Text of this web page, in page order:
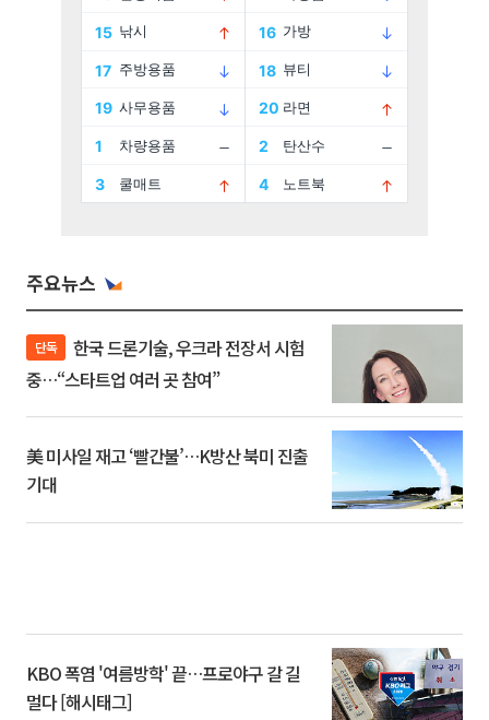
주요뉴스
단독
중…“스타트업 여러 곳 참여”
美 미사일 재고 ‘빨간불’…K방산 북미 진출
기대
KBO 폭염 '여름방학' 끝…프로야구 갈 길
멀다 [해시태그]